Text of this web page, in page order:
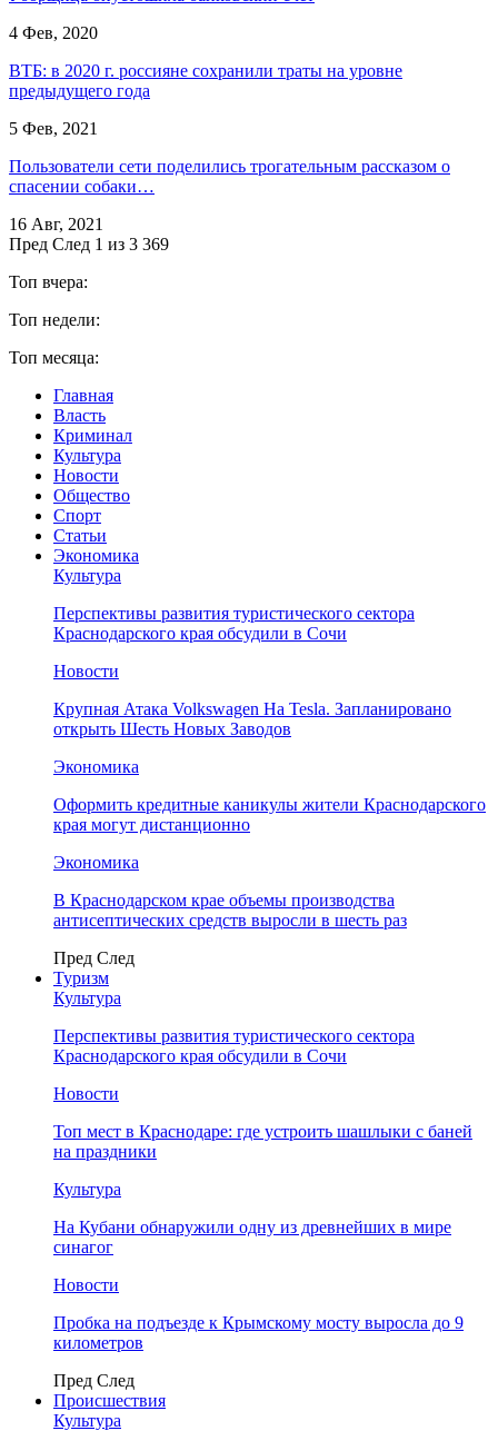
4 Фев, 2020
ВТБ: в 2020 г. россияне сохранили траты на уровне
предыдущего года
5 Фев, 2021
Пользователи сети поделились трогательным рассказом о
спасении собаки…
16 Авг, 2021
Пред След 1 из 3 369
Топ вчера:
Топ недели:
Топ месяца:
Главная
Власть
Криминал
Культура
Новости
Общество
Спорт
Статьи
Экономика
Культура
Перспективы развития туристического сектора
Краснодарского края обсудили в Сочи
Новости
Крупная Атака Volkswagen На Tesla. Запланировано
открыть Шесть Новых Заводов
Экономика
Оформить кредитные каникулы жители Краснодарского
края могут дистанционно
Экономика
В Краснодарском крае объемы производства
антисептических средств выросли в шесть раз
Пред След
Туризм
Культура
Перспективы развития туристического сектора
Краснодарского края обсудили в Сочи
Новости
Топ мест в Краснодаре: где устроить шашлыки с баней
на праздники
Культура
На Кубани обнаружили одну из древнейших в мире
синагог
Новости
Пробка на подъезде к Крымскому мосту выросла до 9
километров
Пред След
Происшествия
Культура